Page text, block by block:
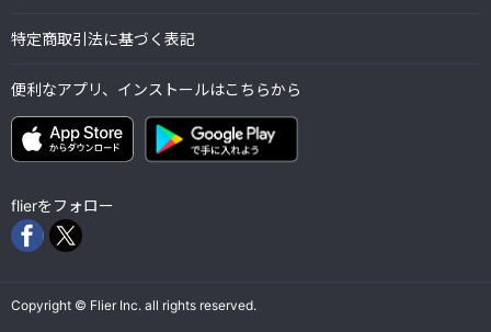
特定商取引法に基づく表記
便利なアプリ、インストールはこちらから
flierをフォロー
Copyright © Flier Inc. all rights reserved.